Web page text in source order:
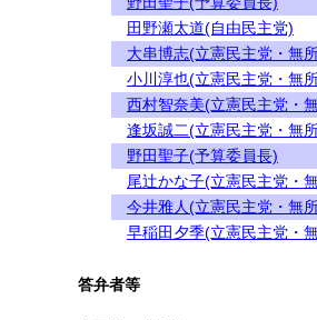
田野瀬太道(自由民主党)
大串博志(立憲民主党・無
小川淳也(立憲民主党・無
西村智奈美(立憲民主党・
逢坂誠二(立憲民主党・無
野田聖子(予算委員長)
尾辻かな子(立憲民主党・
今井雅人(立憲民主党・無
早稲田夕季(立憲民主党・
答弁者等